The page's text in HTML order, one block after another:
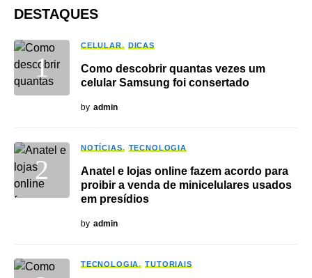
DESTAQUES
CELULAR DICAS
Como descobrir quantas vezes um
celular Samsung foi consertado
by admin
NOTÍCIAS TECNOLOGIA
Anatel e lojas online fazem acordo para
proibir a venda de minicelulares usados
em presídios
by admin
TECNOLOGIA TUTORIAIS